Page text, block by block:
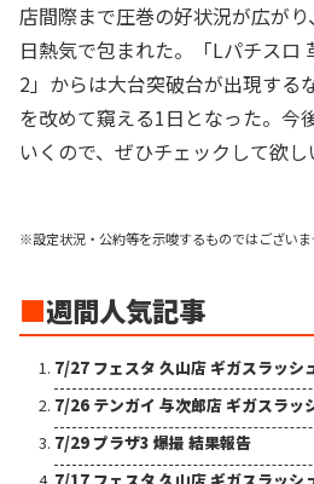
店間際まで圧巻の好状況が広が
日熱気で包まれた。「Lパチスロ
2」からは大台突破台が出現する
を改めて窺える1日となった。今
いくので、ぜひチェックして欲
※設定状況・公約等を示唆するものではございま
■週間人気記事
7/27 フェスタ 久山店 ギガスラッシ
7/26 テンガイ 与次郎店 ギガスラッ
7/29 プラザ3 爆撮 結果報告